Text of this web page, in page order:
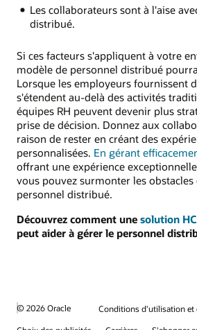
Les collaborateurs sont à l'aise
distribué.
Si ces facteurs s'appliquent à votre
modèle de personnel distribué
Lorsque les employeurs fournissent
s'étendent au-delà des activités
équipes RH peuvent devenir plus
prise de décision. Donnez aux
raison de rester en créant des
personnalisées. En gérant
offrant une expérience
vous pouvez surmonter les obstacles
personnel distribué.
Découvrez comment une solution
peut aider à gérer le personnel
© 2026 Oracle
Conditions d'utilisation et